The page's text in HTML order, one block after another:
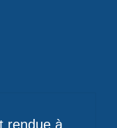
rendue à